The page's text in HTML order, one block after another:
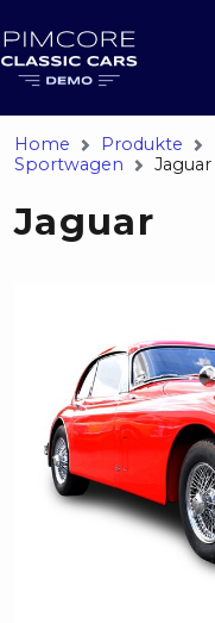
Home Produkte
Sportwagen
Jaguar
Jaguar